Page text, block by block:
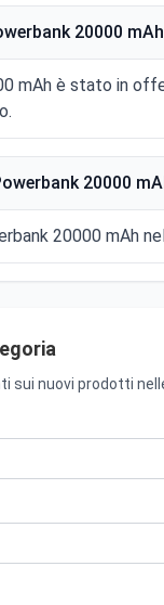
20000
mAh è stato in
20000
20000 mAh
sui nuovi prodotti